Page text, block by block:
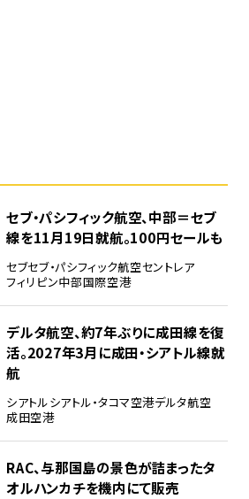
セブ・パシフィック航空、中部＝セブ
線を11月19日就航。100円セールも
セブセブ・パシフィック航空セントレア
フィリピン中部国際空港
デルタ航空、約7年ぶりに成田線を復
活。2027年3月に成田・シアトル線就
航
シアトルシアトル・タコマ空港デルタ航空
成田空港
RAC、与那国島の景色が詰まったタ
オルハンカチを機内にて販売